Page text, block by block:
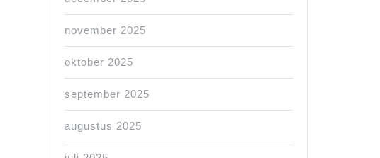
november 2025
oktober 2025
september 2025
augustus 2025